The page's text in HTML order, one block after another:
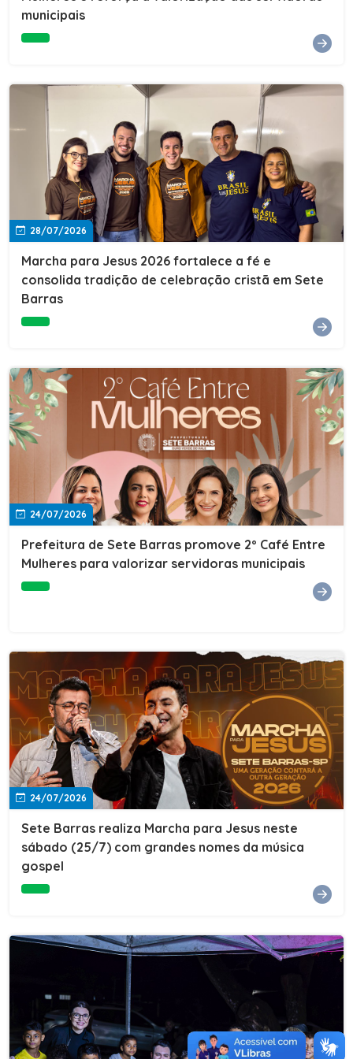
Cultura, Esporte e Lazer, Paulo Thomas, prestigiou os
compromisso da nossa gestão com a inclusão,
oferecendo a jovens e adultos a oportunidade de
concluir seus estudos e construir um futuro melhor.
Cada certificado entregue simboliza esforço,
determinação e a certeza de que investir em educação
é investir no desenvolvimento de Sete Barras."A
Prefeitura de Sete Barras também agradeceu ao SESI,
parceiro fundamental na retomada e ampliação da
Educação de Jovens e Adultos, aos professores, à
equipe da Secretaria Municipal de Educação e a todos
os profissionais que contribuíram para que esse
importante projeto voltasse a transformar a vida de
municipais
28/07/2026
Marcha para Jesus 2026 fortalece a fé e
consolida tradição de celebração cristã em Sete
Barras
24/07/2026
Prefeitura de Sete Barras promove 2º Café Entre
Mulheres para valorizar servidoras municipais
24/07/2026
Sete Barras realiza Marcha para Jesus neste
sábado (25/7) com grandes nomes da música
gospel